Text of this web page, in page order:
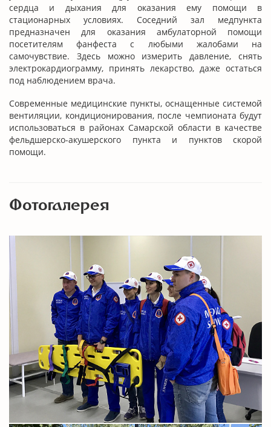
сердца и дыхания для оказания ему помощи в
стационарных условиях. Соседний зал медпункта
предназначен для оказания амбулаторной помощи
посетителям фанфеста с любыми жалобами на
самочувствие. Здесь можно измерить давление, снять
электрокардиограмму, принять лекарство, даже остаться
под наблюдением врача.
Современные медицинские пункты, оснащенные системой
вентиляции, кондиционирования, после чемпионата будут
использоваться в районах Самарской области в качестве
фельдшерско-акушерского пункта и пунктов скорой
помощи.
Фотогалерея